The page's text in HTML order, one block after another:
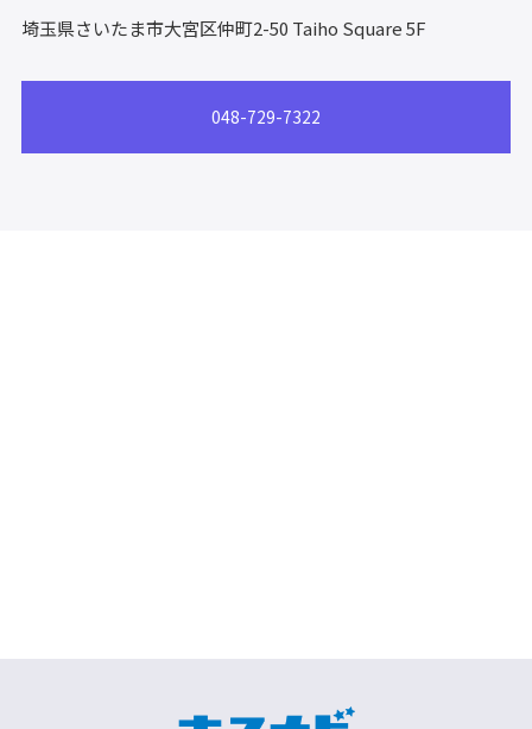
埼玉県さいたま市大宮区仲町2-50 Taiho Square 5F
048-729-7322